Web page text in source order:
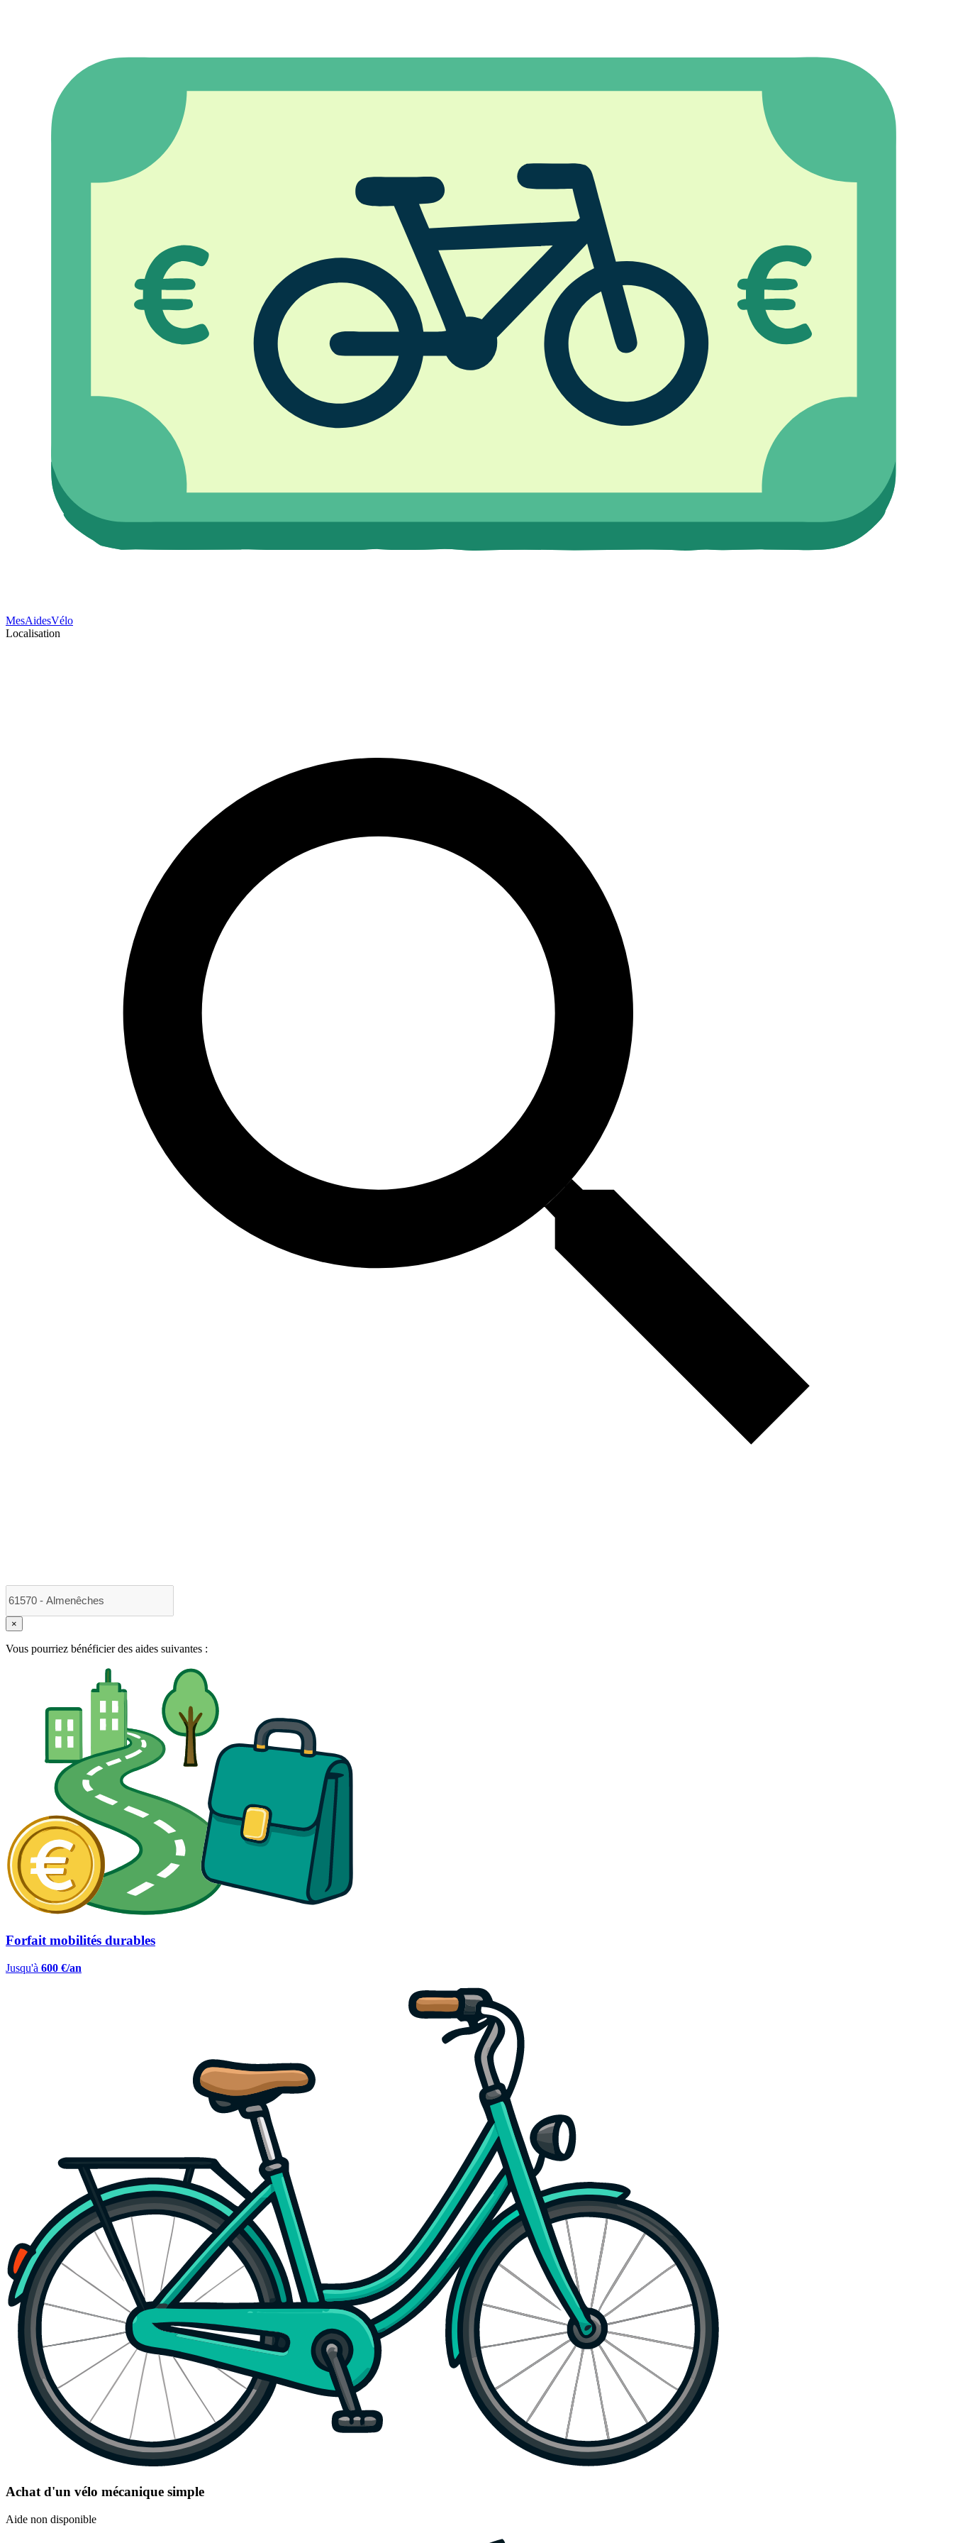
MesAidesVélo
Localisation
×
Vous pourriez bénéficier des aides suivantes :
Forfait mobilités durables
Jusqu'à 600 €/an
Achat d'un vélo mécanique simple
Aide non disponible